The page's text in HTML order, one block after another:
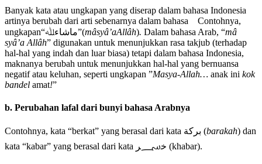
Banyak kata atau ungkapan yang diserap dalam bahasa Indonesia
artinya berubah dari arti sebenarnya dalam bahasa Contohnya,
ungkapan“ﻣﺎﺷﺎﺀﷲˮ(mâsyâʼaAllâh). Dalam bahasa Arab, “mâ
syâʼa Allâhˮ digunakan untuk menunjukkan rasa takjub (terhadap
hal-hal yang indah dan luar biasa) tetapi dalam bahasa Indonesia,
maknanya berubah untuk menunjukkan hal-hal yang bernuansa
negatif atau keluhan, seperti ungkapan ”Masya-Allah… anak ini kok
bandel amat!”
b. Perubahan lafal dari bunyi bahasa Arabnya
Contohnya, kata “berkatˮ yang berasal dari kata ﺑﺮﻛﺔ (barakah) dan
kata “kabarˮ yang berasal dari kata ﺧ؄ﺮ (khabar).